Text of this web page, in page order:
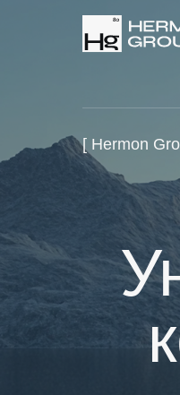
[ Hermon